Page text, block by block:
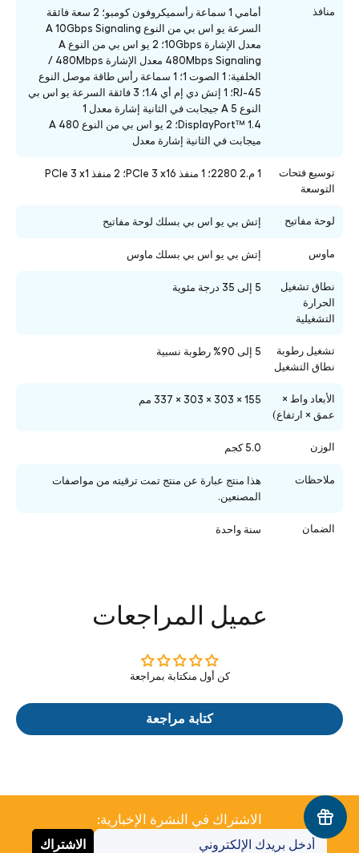
منافذ
أمامي 1 سماعة رأسميكروفون كومبو؛ 2 سعة فائقة
السرعة يو اس بي من النوع A 10Gbps Signaling
معدل الإشارة 10Gbps؛ 2 يو اس بي من النوع A
480Mbps Signaling معدل الإشارة 480Mbps /
الخلفية: 1 الصوت 1؛ 1 سماعة رأس طاقة موصل النوع
RJ-45؛ 1 إتش دي إم أي 1.4؛ 3 فائقة السرعة يو اس بي
النوع A 5 جيجابت في الثانية إشارة معدل 1
DisplayPort™ 1.4؛ 2 يو اس بي من النوع A 480
ميجابت في الثانية إشارة معدل
توسيع فتحات
التوسعة
1 م.2 2280؛ 1 منفذ PCIe 3 x16؛ 2 منفذ PCIe 3 x1
لوحة مفاتيح إتش بي يو اس بي بسلك لوحة مفاتيح
ماوس إتش بي يو اس بي بسلك ماوس
نطاق تشغيل
الحرارة
التشغيلية
5 إلى 35 درجة مئوية
تشغيل رطوبة
نطاق التشغيل
5 إلى 90% رطوبة نسبية
الأبعاد واط ×
عمق × ارتفاع)
155 × 303 × 303 × 337 مم
الوزن 5.0 كجم
ملاحظات
هذا منتج عبارة عن منتج تمت ترقيته من مواصفات
المصنعين.
الضمان سنة واحدة
عميل المراجعات
كن أول منكتابة بمراجعة
كتابة مراجعة
الاشتراك في النشرة الإخبارية:
الاشتراك